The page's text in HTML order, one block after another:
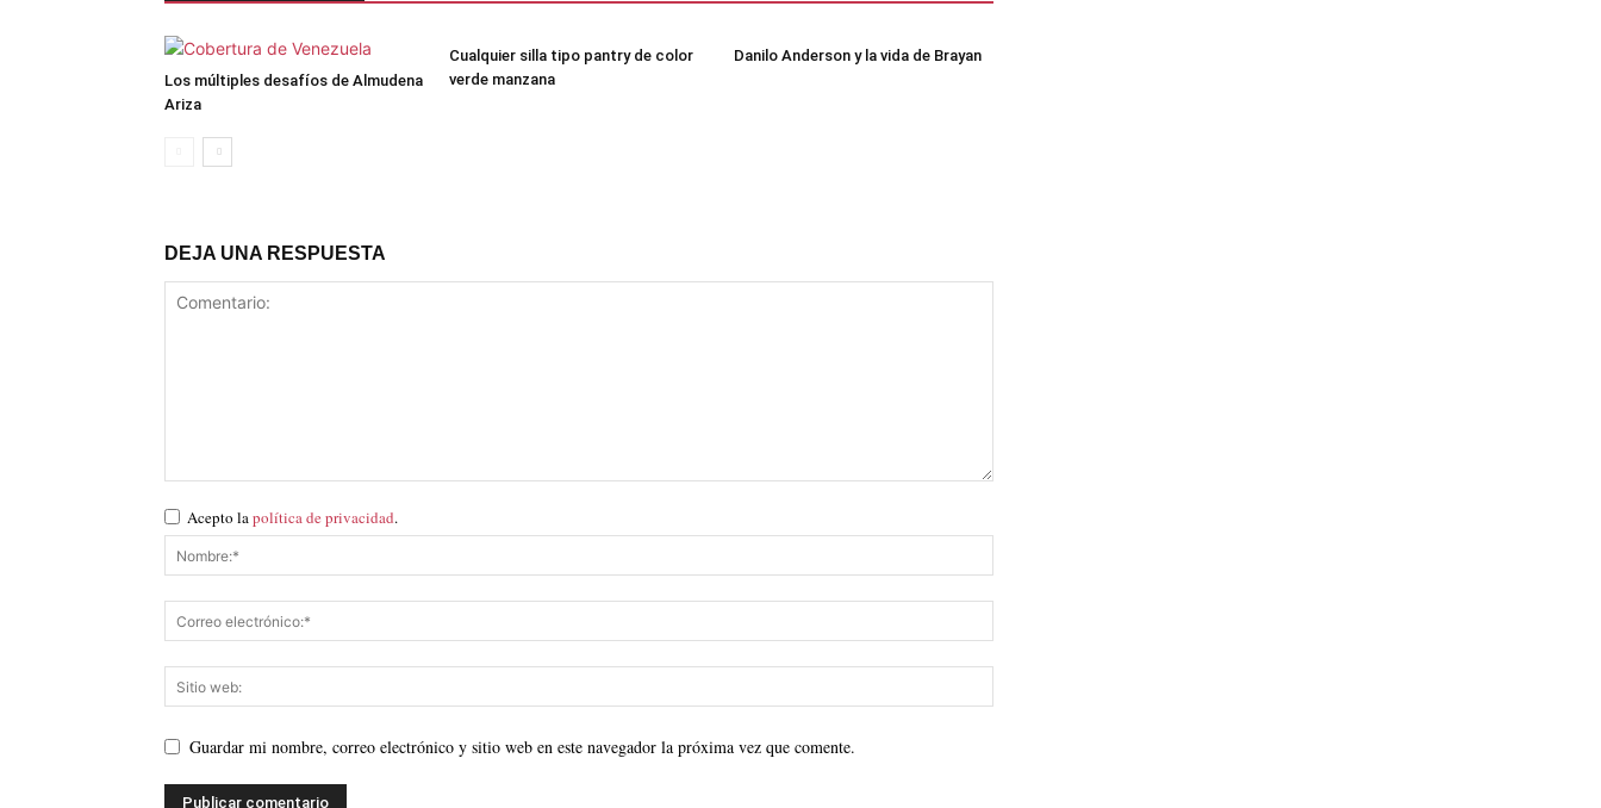
Los múltiples desafíos de Almudena
Ariza
Cualquier silla tipo pantry de color
verde manzana
Danilo Anderson y la vida de Brayan
DEJA UNA RESPUESTA
Acepto lapolítica de privacidad.
Guardar mi nombre, correo electrónico y sitio web en este navegador la próxima vez que comente.